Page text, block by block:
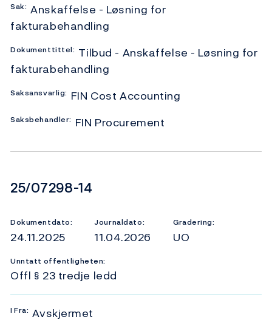
Sak: Anskaffelse - Løsning for
fakturabehandling
Dokumenttittel: Tilbud - Anskaffelse - Løsning for
fakturabehandling
Saksansvarlig: FIN Cost Accounting
Saksbehandler: FIN Procurement
Dokumentnummer
25/07298-14
Dokumentdato:
24.11.2025
Journaldato:
11.04.2026
Gradering:
UO
Unntatt offentligheten:
Offl § 23 tredje ledd
I Fra: Avskjermet